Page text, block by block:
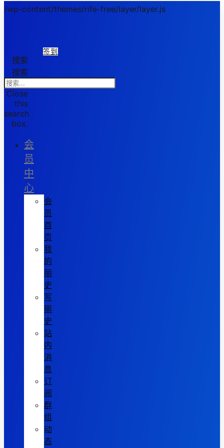
/wp-content/themes/rife-free/layer/layer.js
签到
搜索
搜索
Close
this
search
box.
会
员
中
心
会
员
首
页
我
的
丽
史
写
丽
史
站
内
消
息
订
阅
群
组
动
态